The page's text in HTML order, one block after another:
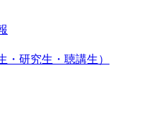
・研究生・聴講生）